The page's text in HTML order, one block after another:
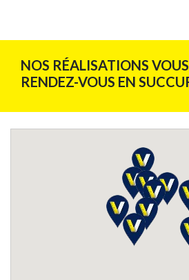
NOS RÉALISATIONS
RENDEZ-VOUS EN